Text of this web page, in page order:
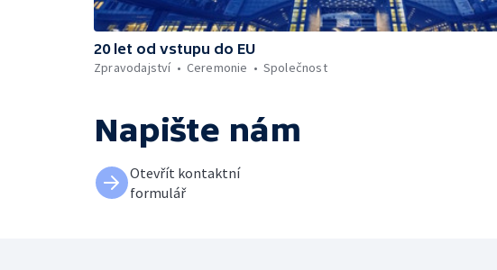
20 let od vstupu do EU
Zpravodajství
Ceremonie Společnost
Napište nám
Otevřít kontaktní
formulář